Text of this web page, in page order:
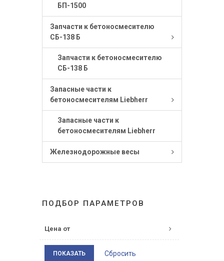
БП-1500
Запчасти к бетоносмесителю
СБ-138 Б
Запчасти к бетоносмесителю
СБ-138 Б
Запасные части к
бетоносмесителям Liebherr
Запасные части к
бетоносмесителям Liebherr
Железнодорожные весы
ПОДБОР ПАРАМЕТРОВ
Цена от